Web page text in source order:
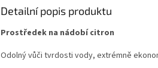
Detailní popis produktu
Prostředek na nádobí citron
Odolný vůči tvrdosti vody, extrémně